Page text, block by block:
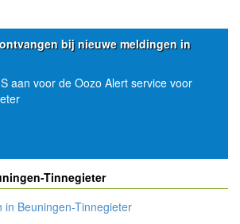
bij nieuwe meldingen in
aan voor de Oozo Alert service voor
Tinnegieter
in Beuningen-Tinnegieter